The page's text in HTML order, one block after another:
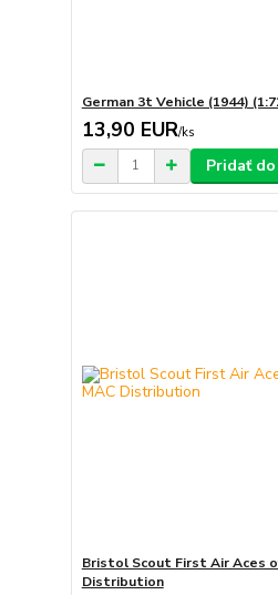
German 3t Vehicle (1944)
13,90 EUR/ks
Pridať
Bristol Scout First Air Aces
Distribution